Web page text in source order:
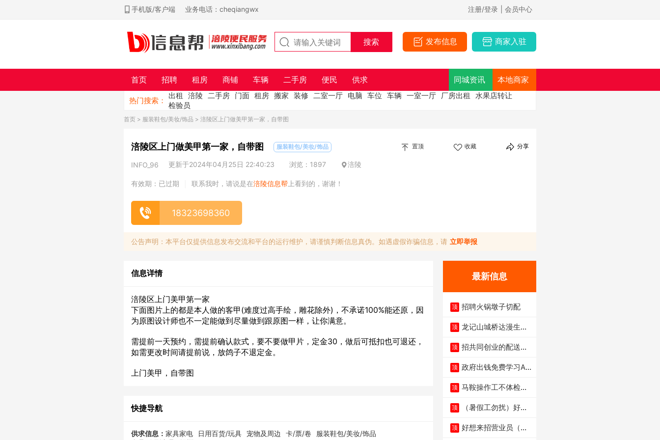
手机版/客户端 业务电话：cheqiangwx 注册/登录 | 会员中心
发布信息 商家入驻
首页 招聘 租房 商铺 车辆 二手房 便民 供求 同城资讯 本地商家
热门搜索：
出租 涪陵 二手房 门面 租房 搬家 装修 二室一厅 电脑 车位 车辆 一室一厅 厂房出租
水果店转让
检验员
首页 > 服装鞋包/美妆/饰品 > 涪陵区上门做美甲第一家，自带图
涪陵区上门做美甲第一家，自带图 服装鞋包/美妆/饰品 置顶 收藏 分享
INFO_96 更新于2024年04月25日 22:40:23 浏览：1897 涪陵
有效期：已过期 联系我时，请说是在涪陵信息帮 上看到的，谢谢！
18323698360
公告声明：本平台仅提供信息发布交流和平台的运行维护，请谨慎判断信息真伪。如遇虚假诈骗信息，请 立即举报
信息详情
涪陵区上门美甲第一家
下面图片上的都是本人做的客甲(难度过高手绘，雕花除外)，不承诺100%能还原，因
为原图设计师也不一定能做到尽量做到跟原图一样，让你满意。
需提前一天预约，需提前确认款式，要不要做甲片，定金30，做后可抵扣也可退还，
如需更改时间请提前说，放鸽子不退定金。
上门美甲，自带图
快捷导航
供求信息： 家具家电 日用百货/玩具 宠物及周边 卡/票/卷
服装鞋包/美妆/饰品
最新信息
顶 招聘火锅墩子切配
顶 龙记山城桥达漫生活
顶 招共同创业的配送伙
顶 政府出钱免费学习AI
顶 马鞍操作工不体检男
顶
（暑假工勿扰）好想
顶 好想来招营业员（不